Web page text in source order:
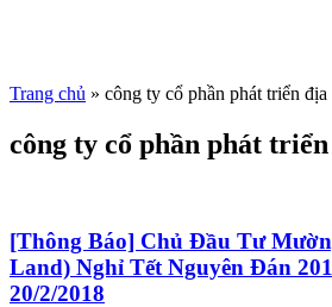
Trang chủ » công ty cổ phần phát triển
công ty cổ phần phát
[Thông Báo] Chủ Đầu Tư
Land) Nghỉ Tết Nguyên Đán
20/2/2018